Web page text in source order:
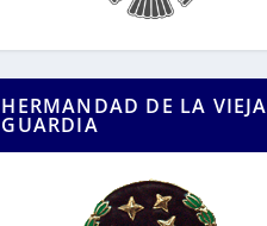
HERMANDAD DE LA VIEJA
GUARDIA